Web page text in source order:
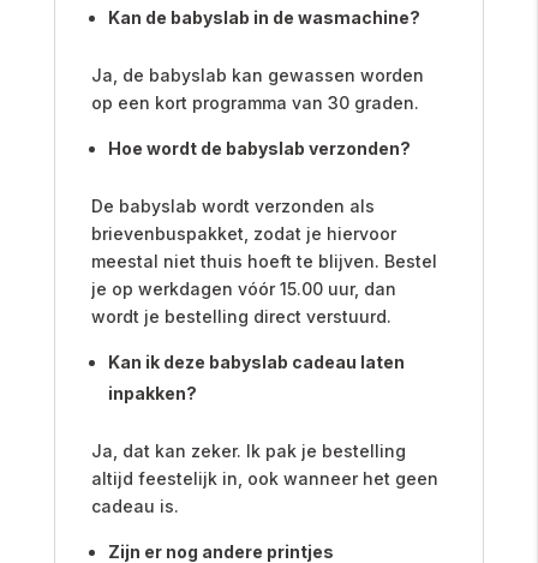
Kan de babyslab in de wasmachine?
Ja, de babyslab kan gewassen worden
op een kort programma van 30 graden.
Hoe wordt de babyslab verzonden?
De babyslab wordt verzonden als
brievenbuspakket, zodat je hiervoor
meestal niet thuis hoeft te blijven. Bestel
je op werkdagen vóór 15.00 uur, dan
wordt je bestelling direct verstuurd.
Kan ik deze babyslab cadeau laten
inpakken?
Ja, dat kan zeker. Ik pak je bestelling
altijd feestelijk in, ook wanneer het geen
cadeau is.
Zijn er nog andere printjes